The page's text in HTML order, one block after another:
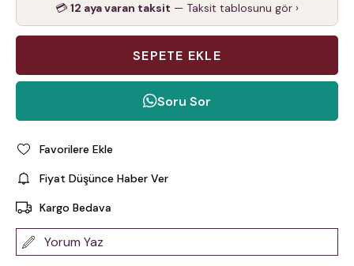
💳 12 aya varan taksit — Taksit tablosunu gör ›
Soru Sor
Favorilere Ekle
Fiyat Düşünce Haber Ver
Kargo Bedava
Yorum Yaz